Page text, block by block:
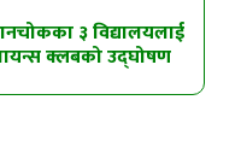
३ विद्यालयलाई
क्लबको उद्घोषण